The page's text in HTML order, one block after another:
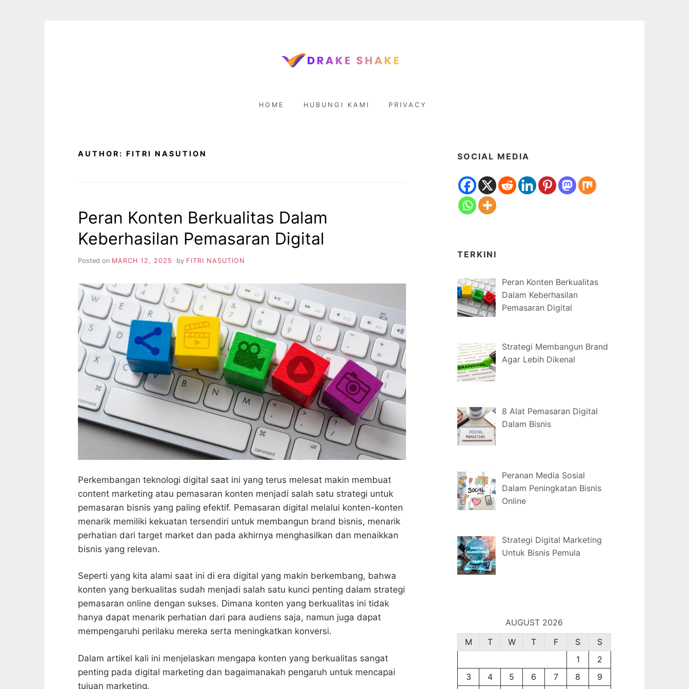
R
HOME HUBUNGI KAMI PRIVACY
AUTHOR: FITRI NASUTION
Peran Konten Berkualitas Dalam
Keberhasilan Pemasaran Digital
Posted on MARCH 12, 2025 by FITRI NASUTION
Perkembangan teknologi digital saat ini yang terus melesat makin membuat
content marketing atau pemasaran konten menjadi salah satu strategi untuk
pemasaran bisnis yang paling efektif. Pemasaran digital melalui konten-konten
menarik memiliki kekuatan tersendiri untuk membangun brand bisnis, menarik
perhatian dari target market dan pada akhirnya menghasilkan dan menaikkan
bisnis yang relevan.
Seperti yang kita alami saat ini di era digital yang makin berkembang, bahwa
konten yang berkualitas sudah menjadi salah satu kunci penting dalam strategi
pemasaran online dengan sukses. Dimana konten yang berkualitas ini tidak
hanya dapat menarik perhatian dari para audiens saja, namun juga dapat
mempengaruhi perilaku mereka serta meningkatkan konversi.
Dalam artikel kali ini menjelaskan mengapa konten yang berkualitas sangat
penting pada digital marketing dan bagaimanakah pengaruh untuk mencapai
tujuan marketing.
SOCIAL MEDIA
TERKINI
Peran Konten Berkualitas
Dalam Keberhasilan
Pemasaran Digital
Strategi Membangun Brand
Agar Lebih Dikenal
8 Alat Pemasaran Digital
Dalam Bisnis
Peranan Media Sosial
Dalam Peningkatan Bisnis
Online
Strategi Digital Marketing
Untuk Bisnis Pemula
AUGUST 2026
M
T W T F S
S
1
2
3
4 5 6 7 8
9